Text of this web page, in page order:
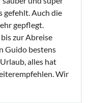
gefehlt. Auch die
gepflegt.
zur Abreise
Guido bestens
alles hat
Wir